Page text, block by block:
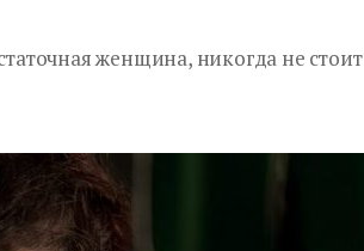
женщина, никогда не стоит